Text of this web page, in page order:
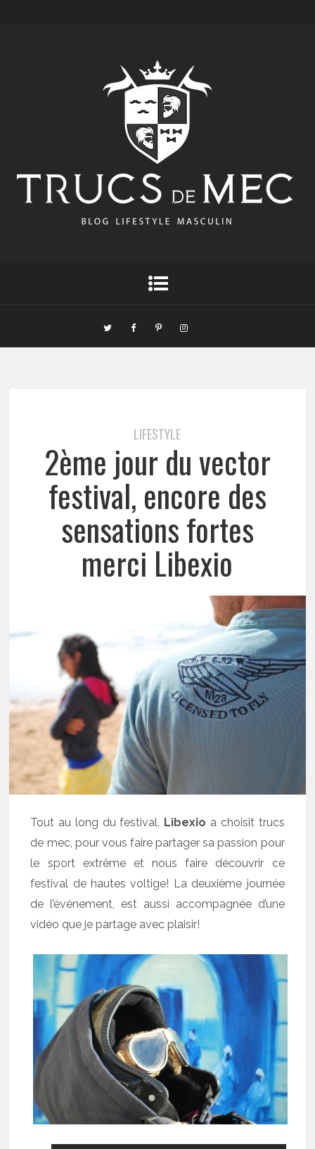
LIFESTYLE
2ème jour du vector
festival, encore des
sensations fortes
merci Libexio
Tout au long du festival, Libexio a choisit trucs
de mec, pour vous faire partager sa passion pour
le sport extrême et nous faire découvrir ce
festival de hautes voltige! La deuxième journée
de l’événement, est aussi accompagnée d’une
vidéo que je partage avec plaisir!